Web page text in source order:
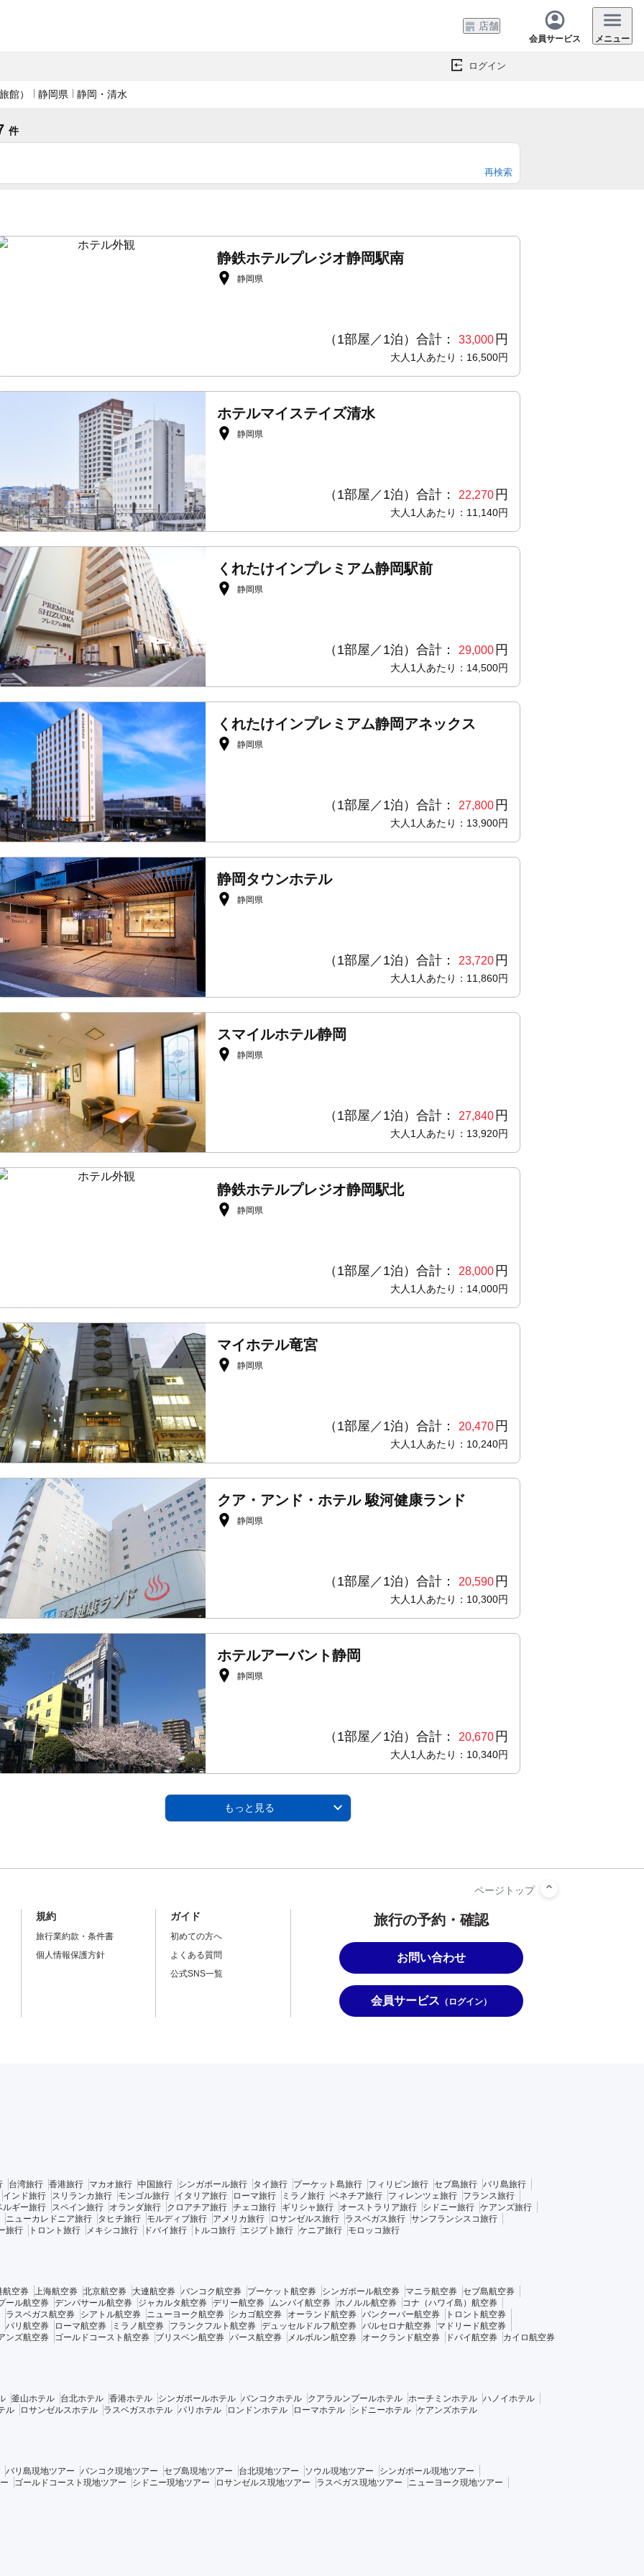
店舗
会員サービス メニュー
ログイン
館） 静岡県 静岡・清水
件
再検索
静鉄ホテルプレジオ静岡駅南
静岡県
（1部屋／1泊）合計： 33,000 円
大人1人あたり：16,500円
ホテルマイステイズ清水
静岡県
（1部屋／1泊）合計： 22,270 円
大人1人あたり：11,140円
くれたけインプレミアム静岡駅前
静岡県
（1部屋／1泊）合計： 29,000 円
大人1人あたり：14,500円
くれたけインプレミアム静岡アネックス
静岡県
（1部屋／1泊）合計： 27,800 円
大人1人あたり：13,900円
静岡タウンホテル
静岡県
（1部屋／1泊）合計： 23,720 円
大人1人あたり：11,860円
スマイルホテル静岡
静岡県
（1部屋／1泊）合計： 27,840 円
大人1人あたり：13,920円
静鉄ホテルプレジオ静岡駅北
静岡県
（1部屋／1泊）合計： 28,000 円
大人1人あたり：14,000円
マイホテル竜宮
静岡県
（1部屋／1泊）合計： 20,470 円
大人1人あたり：10,240円
クア・アンド・ホテル 駿河健康ランド
静岡県
（1部屋／1泊）合計： 20,590 円
大人1人あたり：10,300円
ホテルアーバント静岡
静岡県
（1部屋／1泊）合計： 20,670 円
大人1人あたり：10,340円
もっと見る
旅行の予約・確認
お問い合わせ
会員サービス （ログイン）
規約
旅行業約款・条件書
個人情報保護方針
ガイド
初めての方へ
よくある質問
公式SNS一覧
台湾旅行 香港旅行 マカオ旅行 中国旅行 シンガポール旅行 タイ旅行 プーケット島旅行 フィリピン旅行 セブ島旅行 バリ島旅行
インド旅行
スリランカ旅行 モンゴル旅行 イタリア旅行 ローマ旅行 ミラノ旅行 ベネチア旅行 フィレンツェ旅行
フランス旅行
ルギー旅行
スペイン旅行 オランダ旅行 クロアチア旅行 チェコ旅行 ギリシャ旅行 オーストラリア旅行 シドニー旅行 ケアンズ旅行
ニューカレドニア旅行
タヒチ旅行 モルディブ旅行 アメリカ旅行 ロサンゼルス旅行 ラスベガス旅行 サンフランシスコ旅行
旅行
トロント旅行 メキシコ旅行 ドバイ旅行 トルコ旅行 エジプト旅行 ケニア旅行 モロッコ旅行
航空券 上海航空券 北京航空券 大連航空券 バンコク航空券 プーケット航空券 シンガポール航空券 マニラ航空券 セブ島航空券
ール航空券 デンパサール航空券 ジャカルタ航空券 デリー航空券 ムンバイ航空券 ホノルル航空券
コナ（ハワイ島）航空券
ラスベガス航空券
シアトル航空券 ニューヨーク航空券 シカゴ航空券 オーランド航空券 バンクーバー航空券
トロント航空券
パリ航空券
ローマ航空券 ミラノ航空券 フランクフルト航空券 デュッセルドルフ航空券 バルセロナ航空券
マドリード航空券
ンズ航空券
ゴールドコースト航空券 ブリスベン航空券 パース航空券 メルボルン航空券 オークランド航空券 ドバイ航空券 カイロ航空券
釜山ホテル 台北ホテル 香港ホテル シンガポールホテル バンコクホテル クアラルンプールホテル ホーチミンホテル ハノイホテル
ル
ロサンゼルスホテル ラスベガスホテル パリホテル ロンドンホテル ローマホテル シドニーホテル ケアンズホテル
バリ島現地ツアー バンコク現地ツアー セブ島現地ツアー 台北現地ツアー ソウル現地ツアー
シンガポール現地ツアー
ゴールドコースト現地ツアー シドニー現地ツアー ロサンゼルス現地ツアー ラスベガス現地ツアー ニューヨーク現地ツアー